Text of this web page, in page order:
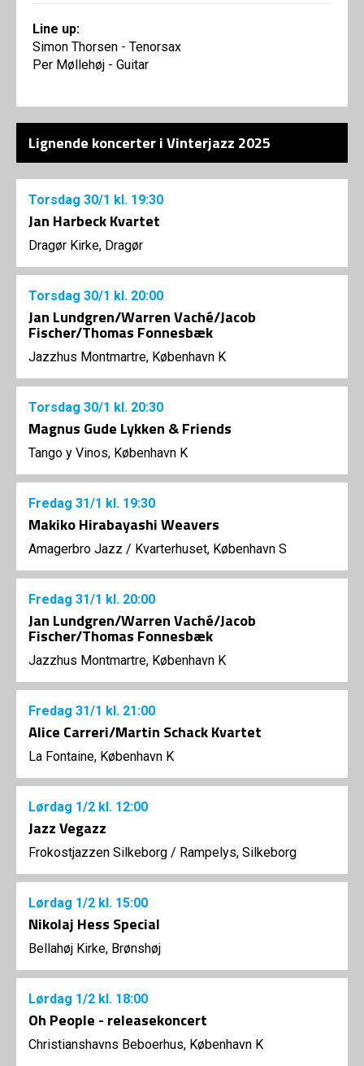
Line up:
Simon Thorsen - Tenorsax
Per Møllehøj - Guitar
Lignende koncerter i Vinterjazz 2025
Torsdag 30/1 kl. 19:30
Jan Harbeck Kvartet
Dragør Kirke, Dragør
Torsdag 30/1 kl. 20:00
Jan Lundgren/Warren Vaché/Jacob
Fischer/Thomas Fonnesbæk
Jazzhus Montmartre, København K
Torsdag 30/1 kl. 20:30
Magnus Gude Lykken & Friends
Tango y Vinos, København K
Fredag 31/1 kl. 19:30
Makiko Hirabayashi Weavers
Amagerbro Jazz / Kvarterhuset, København S
Fredag 31/1 kl. 20:00
Jan Lundgren/Warren Vaché/Jacob
Fischer/Thomas Fonnesbæk
Jazzhus Montmartre, København K
Fredag 31/1 kl. 21:00
Alice Carreri/Martin Schack Kvartet
La Fontaine, København K
Lørdag 1/2 kl. 12:00
Jazz Vegazz
Frokostjazzen Silkeborg / Rampelys, Silkeborg
Lørdag 1/2 kl. 15:00
Nikolaj Hess Special
Bellahøj Kirke, Brønshøj
Lørdag 1/2 kl. 18:00
Oh People - releasekoncert
Christianshavns Beboerhus, København K